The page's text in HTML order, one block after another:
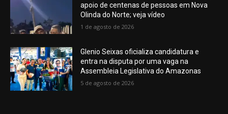
apoio de centenas de pessoas em Nova
Olinda do Norte; veja vídeo
1 de agosto de 2026
Glenio Seixas oficializa candidatura e
entra na disputa por uma vaga na
Assembleia Legislativa do Amazonas
5 de agosto de 2026